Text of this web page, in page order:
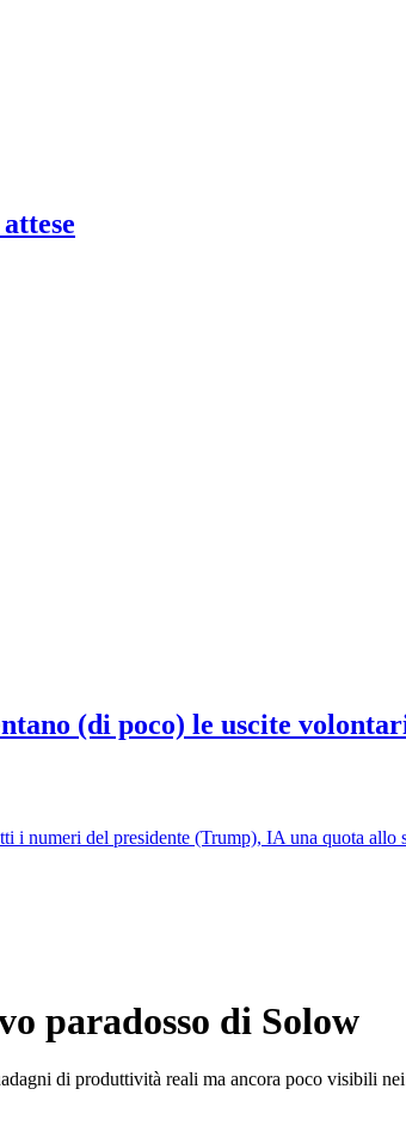
(di poco) le uscite
i numeri del presidente (Trump), IA una quota allo
paradosso di Solow
di produttività reali ma ancora poco visibili